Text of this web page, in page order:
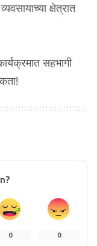
क्षेत्रात
सहभागी
0 0